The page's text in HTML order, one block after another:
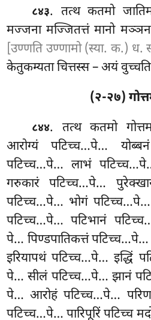
८४३. तत्थकतमो
मज्जना मज्जितत्तं मानो मञ्ञना
[उण्णति उण्णामो (स्या. क.) ध.
केतुकम्यता चित्तस्स – अयं वुच्चति
(२-२७)
८४४. तत्थ कतमो
आरोग्यं पटिच्च…पे…
पटिच्च…पे… लाभं
गरुकारं पटिच्च…पे…
पटिच्च…पे… भोगं
पटिच्च…पे… पटिभानं
पे… पिण्डपातिकत्तं
इरियापथं पटिच्च…पे… इद्धिं
पे… सीलं पटिच्च…पे… झानं
पे… आरोहं पटिच्च…पे…
पटिच्च…पे… पारिपूरिं पटिच्च